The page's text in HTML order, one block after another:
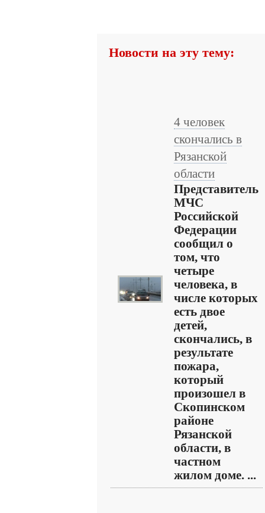
Новости на эту тему:
4 человек
скончались в
Рязанской
области
Представитель
МЧС
Российской
Федерации
сообщил о
том, что
четыре
человека, в
числе которых
есть двое
детей,
скончались, в
результате
пожара,
который
произошел в
Скопинском
районе
Рязанской
области, в
частном
жилом доме. ...